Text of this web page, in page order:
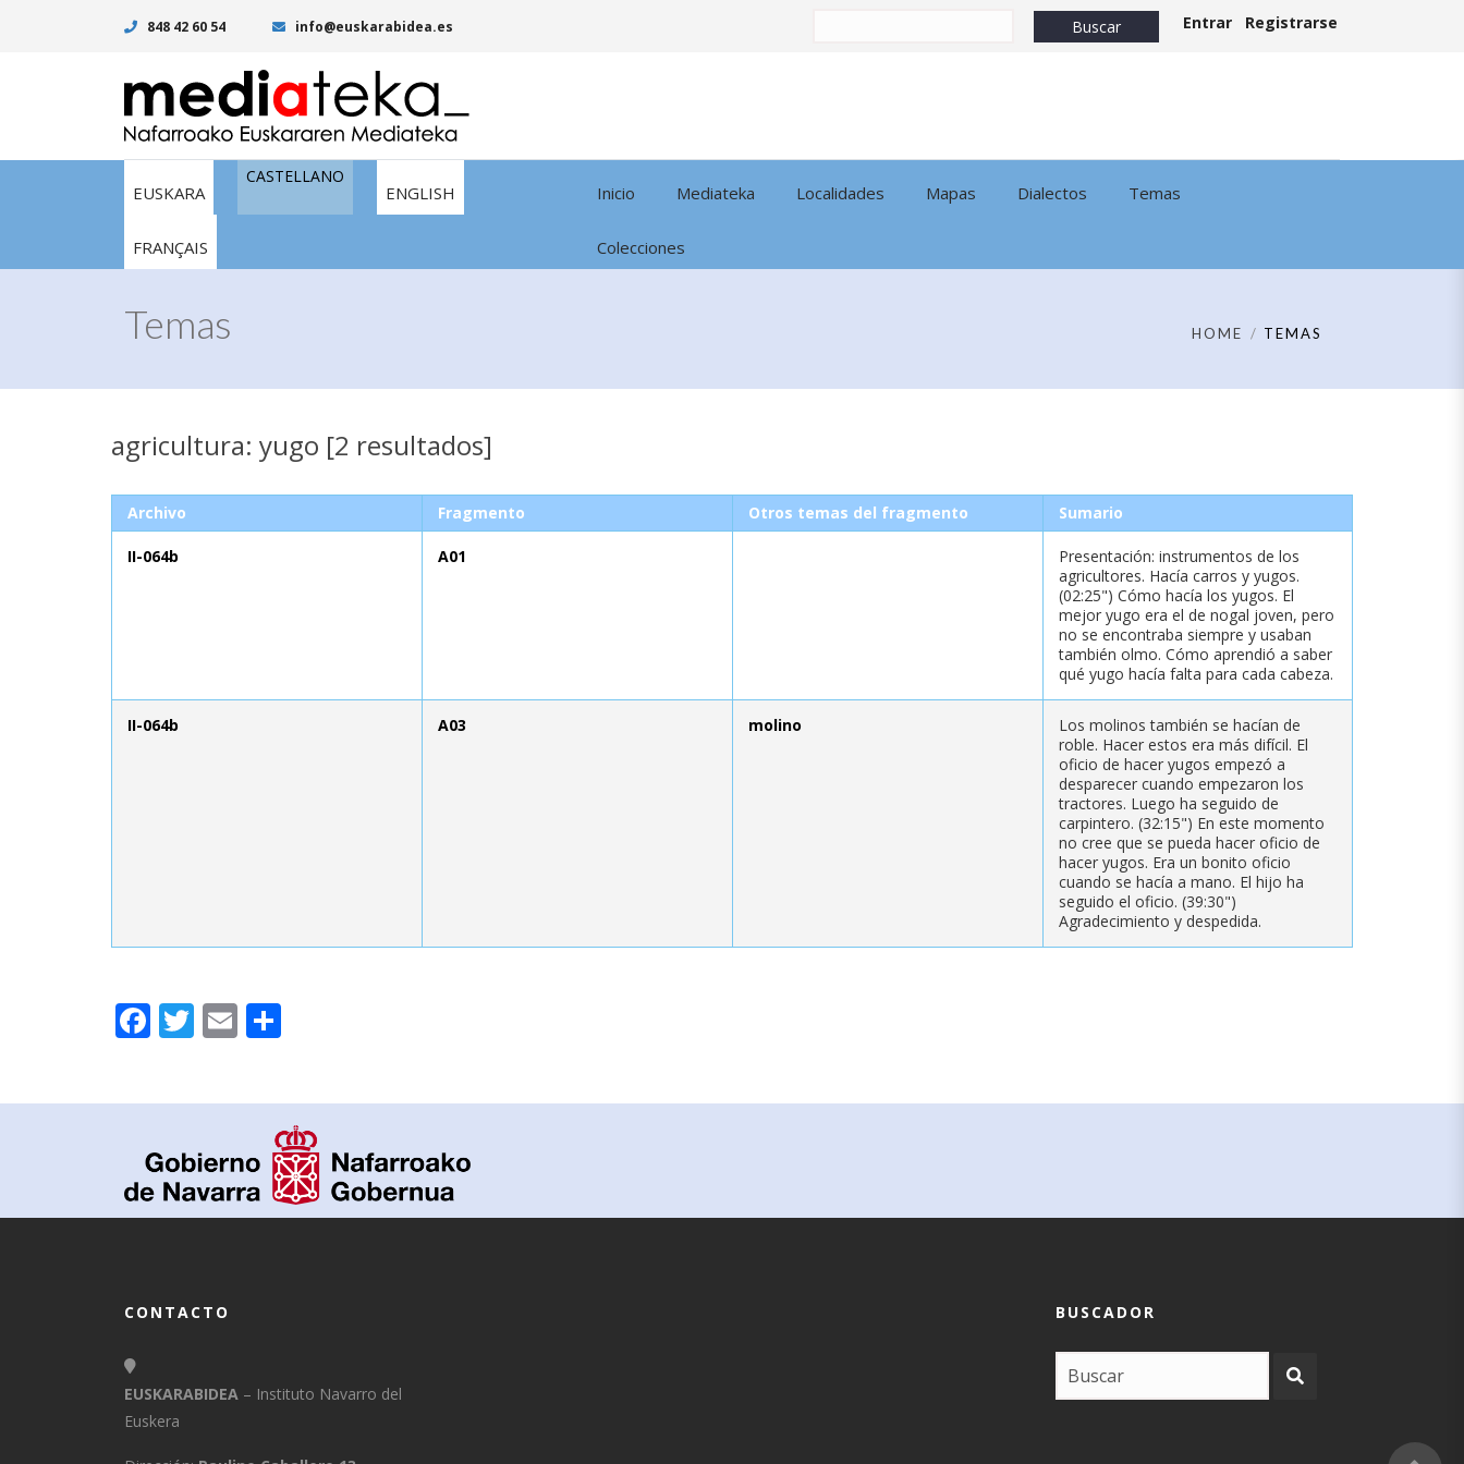
848 42 60 54 info@euskarabidea.es Entrar Registrarse
EUSKARA
CASTELLANO
ENGLISH
FRANÇAIS
Inicio Mediateka Localidades Mapas Dialectos Temas
Colecciones
Temas HOME TEMAS
agricultura: yugo [2 resultados]
Archivo Fragmento Otros temas del fragmento Sumario
II-064b A01
Presentación: instrumentos de los
agricultores. Hacía carros y yugos.
(02:25") Cómo hacía los yugos. El
mejor yugo era el de nogal joven, pero
no se encontraba siempre y usaban
también olmo. Cómo aprendió a saber
qué yugo hacía falta para cada cabeza.
II-064b A03 molino
Los molinos también se hacían de
roble. Hacer estos era más difícil. El
oficio de hacer yugos empezó a
desparecer cuando empezaron los
tractores. Luego ha seguido de
carpintero. (32:15") En este momento
no cree que se pueda hacer oficio de
hacer yugos. Era un bonito oficio
cuando se hacía a mano. El hijo ha
seguido el oficio. (39:30")
Agradecimiento y despedida.
Facebook
Twitter
Email
CONTACTO
EUSKARABIDEA – Instituto Navarro del
Euskera
BUSCADOR